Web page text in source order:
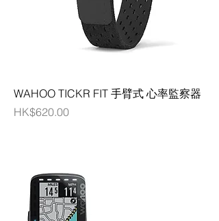
WAHOO TICKR FIT 手臂式 心率監察器
價格
HK$620.00